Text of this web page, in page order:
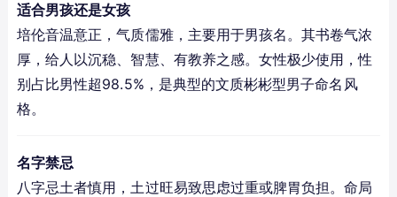
适合男孩还是女孩
培伦音温意正，气质儒雅，主要用于男孩名。其书卷气浓
厚，给人以沉稳、智慧、有教养之感。女性极少使用，性
别占比男性超98.5%，是典型的文质彬彬型男子命名风
格。
名字禁忌
八字忌土者慎用，土过旺易致思虑过重或脾胃负担。命局